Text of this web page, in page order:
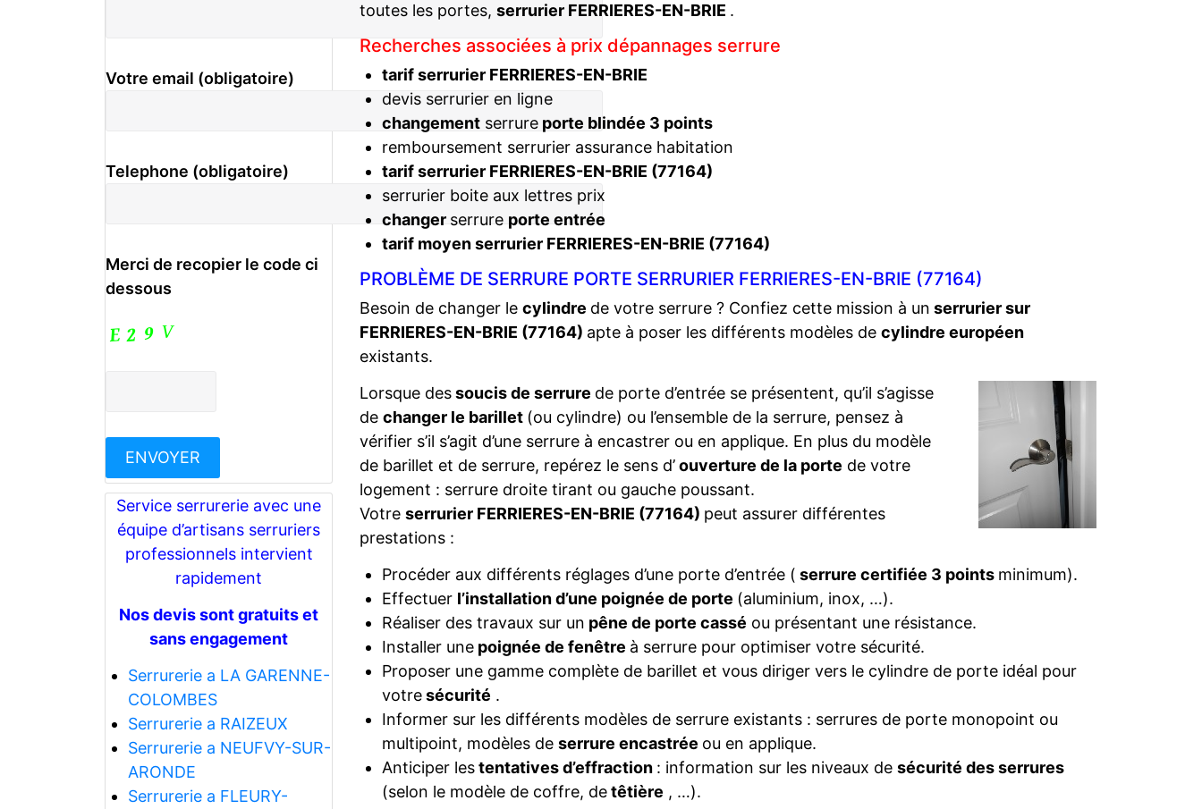
Votre email (obligatoire)
Telephone (obligatoire)
Merci de recopier le code ci
dessous
Service serrurerie avec une
équipe d’artisans serruriers
professionnels intervient
rapidement
Nos devis sont gratuits et
sans engagement
Serrurerie a LA GARENNE-
COLOMBES
Serrurerie a RAIZEUX
Serrurerie a NEUFVY-SUR-
ARONDE
Serrurerie a FLEURY-
toutes les portes, serrurier FERRIERES-EN-BRIE .
Recherches associées à prix dépannages serrure
tarif serrurier FERRIERES-EN-BRIE
devis serrurier en ligne
changementserrureporte blindée 3 points
remboursement serrurier assurance habitation
tarif serrurier FERRIERES-EN-BRIE (77164)
serrurier boite aux lettres prix
changer serrure porte entrée
tarif moyen serrurier FERRIERES-EN-BRIE (77164)
PROBLÈME DE SERRURE PORTE SERRURIER FERRIERES-EN-BRIE (77164)
Besoin de changer le cylindre de votre serrure ? Confiez cette mission à un serrurier sur
FERRIERES-EN-BRIE (77164) apte à poser les différents modèles de cylindre européen
existants.
Lorsque dessoucis de serrure de porte d’entrée se présentent, qu’il s’agisse
de changer le barillet (ou cylindre) ou l’ensemble de la serrure, pensez à
vérifier s’il s’agit d’une serrure à encastrer ou en applique. En plus du modèle
de barillet et de serrure, repérez le sens d’ouverture de la porte de votre
logement : serrure droite tirant ou gauche poussant.
Votre serrurier FERRIERES-EN-BRIE (77164) peut assurer différentes
prestations :
Procéder aux différents réglages d’une porte d’entrée ( serrure certifiée 3 points minimum).
Effectuer l’installation d’une poignée de porte (aluminium, inox, …).
Réaliser des travaux sur un pêne de porte cassé ou présentant une résistance.
Installer unepoignée de fenêtre à serrure pour optimiser votre sécurité.
Proposer une gamme complète de barillet et vous diriger vers le cylindre de porte idéal pour
votresécurité .
Informer sur les différents modèles de serrure existants : serrures de porte monopoint ou
multipoint, modèles de serrure encastrée ou en applique.
Anticiper lestentatives d’effraction : information sur les niveaux de sécurité des serrures
(selon le modèle de coffre, detêtière , …).